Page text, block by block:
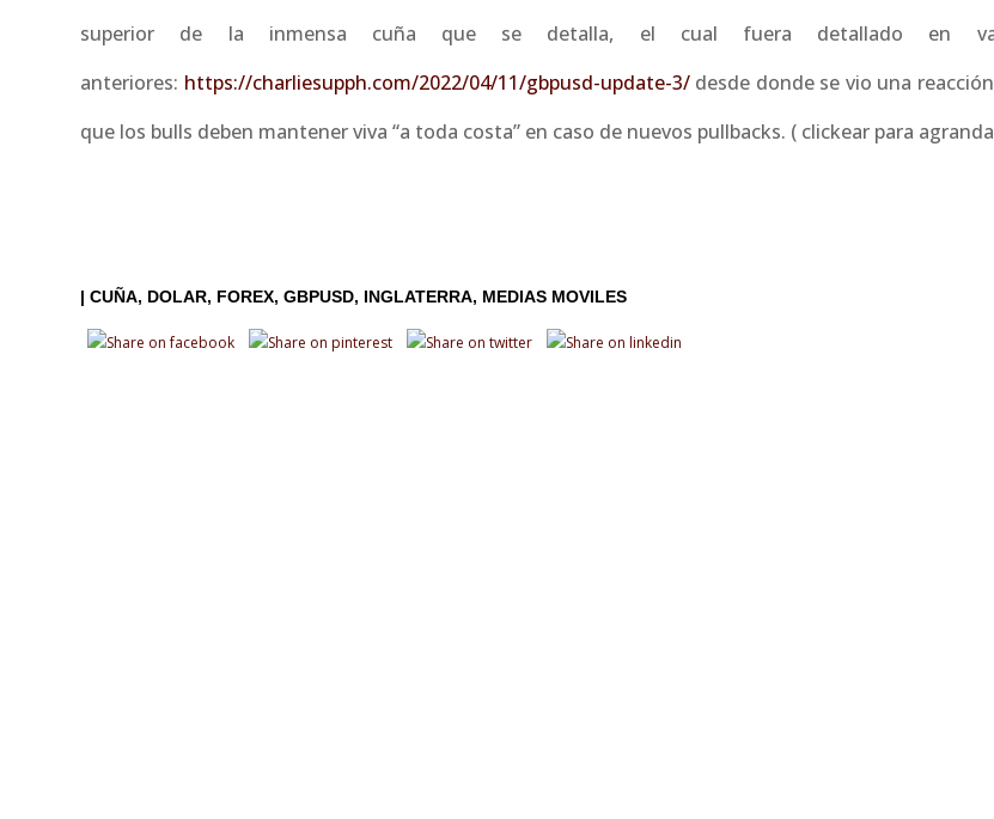
superior de la inmensa cuña que se detalla, el cual fuera detallado en
anteriores: https://charliesupph.com/2022/04/11/gbpusd-update-3/desde donde se vio una
que los bulls deben mantener viva “a toda costa” en caso de nuevos pullbacks. ( clickear para
|CUÑA DOLAR FOREX GBPUSD INGLATERRA MEDIAS MOVILES